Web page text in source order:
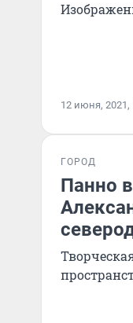
12 июня, 2021,
ГОРОД
Панно